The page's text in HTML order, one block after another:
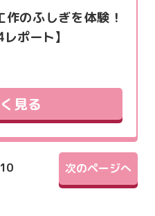
作のふしぎを体験！
ポート】
見る
次のページへ
10